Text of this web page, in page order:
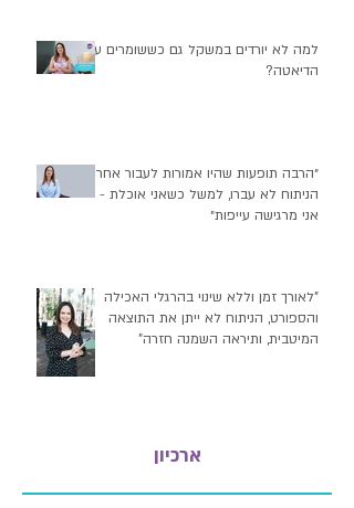
למה לא יורדים במשקל גם כששומרים על
הדיאטה?
״הרבה תופעות שהיו אמורות לעבור אחרי
הניתוח לא עברו, למשל כשאני אוכלת -
אני מרגישה עייפות״
"לאורך זמן וללא שינוי בהרגלי האכילה
והספורט, הניתוח לא ייתן את התוצאה
המיטבית, ותיראה השמנה חזרה"
ארכיון